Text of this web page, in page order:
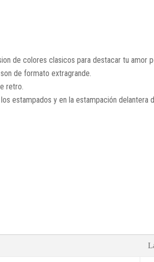
de colores clasicos para destacar tu amor
de formato extragrande.
retro.
estampados y en la estampación delantera